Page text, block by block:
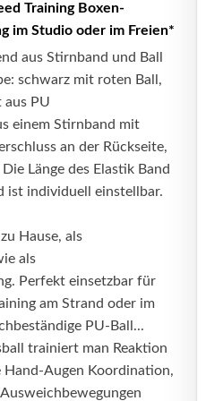
Training Boxen-
im Studio oder im Freien*
aus Stirnband und Ball
schwarz mit roten Ball,
aus PU
einem Stirnband mit
an der Rückseite,
Länge des Elastik Band
ist individuell einstellbar.
Hause, als
als
Perfekt einsetzbar für
am Strand oder im
PU-Ball...
trainiert man Reaktion
Hand-Augen Koordination,